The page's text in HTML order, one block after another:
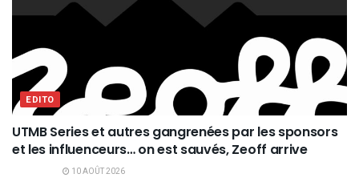
EDITO
UTMB Series et autres gangrenées par les sponsors
et les influenceurs… on est sauvés, Zeoff arrive
10 AOÛT 2026